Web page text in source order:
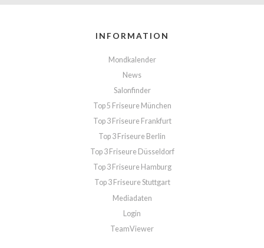
INFORMATION
Mondkalender
News
Salonfinder
Top 5 Friseure München
Top 3 Friseure Frankfurt
Top 3 Friseure Berlin
Top 3 Friseure Düsseldorf
Top 3 Friseure Hamburg
Top 3 Friseure Stuttgart
Mediadaten
Login
TeamViewer